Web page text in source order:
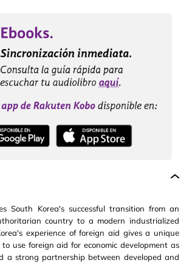
South Korea's successful transition from an
country to a modern industrialized
experience of foreign aid gives a unique
use foreign aid for economic development as
a strong partnership between developed and